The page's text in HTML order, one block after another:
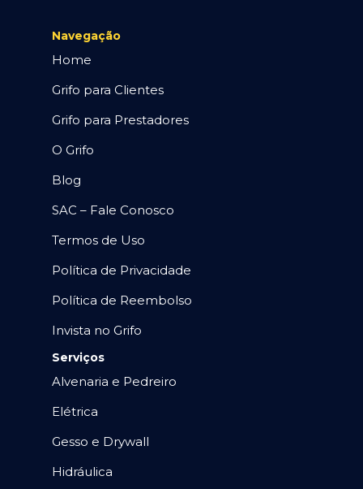
Navegação
Home
Grifo para Clientes
Grifo para Prestadores
O Grifo
Blog
SAC – Fale Conosco
Termos de Uso
Política de Privacidade
Política de Reembolso
Invista no Grifo
Serviços
Alvenaria e Pedreiro
Elétrica
Gesso e Drywall
Hidráulica